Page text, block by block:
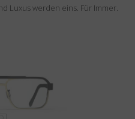
Luxus werden eins. Für Immer.